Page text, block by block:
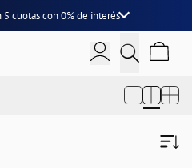
5 cuotascon0% de interés